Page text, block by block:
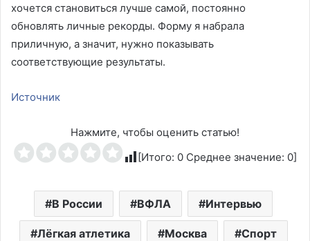
хочется становиться лучше самой, постоянно
обновлять личные рекорды. Форму я набрала
приличную, а значит, нужно показывать
соответствующие результаты.
Источник
Нажмите, чтобы оценить статью!
[Итого: 0 Среднее значение: 0]
В России ВФЛА Интервью
Лёгкая атлетика Москва Спорт